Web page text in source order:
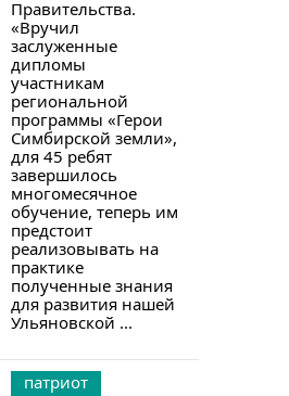
Правительства.
«Вручил
заслуженные
дипломы
участникам
региональной
программы «Герои
Симбирской земли»,
для 45 ребят
завершилось
многомесячное
обучение, теперь им
предстоит
реализовывать на
практике
полученные знания
для развития нашей
Ульяновской ...
патриот